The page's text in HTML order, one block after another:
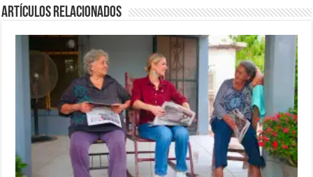
Artículos relacionados